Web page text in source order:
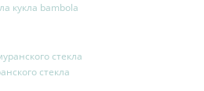
кукла bambola
стекла